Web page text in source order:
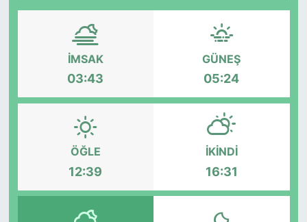
İMSAK
03:43
GÜNEŞ
05:24
ÖĞLE
12:39
İKINDI
16:31